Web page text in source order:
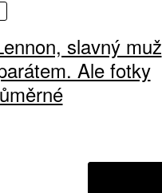
slavný muž
Ale fotky